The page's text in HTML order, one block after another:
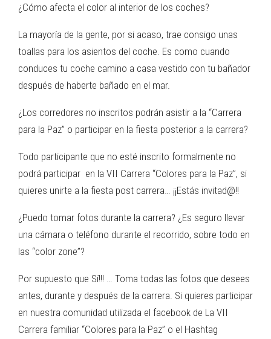
¿Cómo afecta el color al interior de los coches?
La mayoría de la gente, por si acaso, trae consigo unas
toallas para los asientos del coche. Es como cuando
conduces tu coche camino a casa vestido con tu bañador
después de haberte bañado en el mar.
¿Los corredores no inscritos podrán asistir a la “Carrera
para la Paz” o participar en la fiesta posterior a la carrera?
Todo participante que no esté inscrito formalmente no
podrá participar en la VII Carrera “Colores para la Paz”, si
quieres unirte a la fiesta post carrera… ¡¡Estás invitad@!!
¿Puedo tomar fotos durante la carrera? ¿Es seguro llevar
una cámara o teléfono durante el recorrido, sobre todo en
las “color zone”?
Por supuesto que Sí!!! … Toma todas las fotos que desees
antes, durante y después de la carrera. Si quieres participar
en nuestra comunidad utilizada el facebook de La VII
Carrera familiar “Colores para la Paz” o el Hashtag